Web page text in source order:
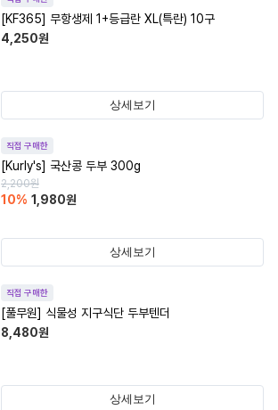
[KF365] 무항생제 1+등급란 XL(특란) 10구
4,250원
상세보기
직접 구매한
[Kurly's] 국산콩 두부 300g
2,200원
10% 1,980원
상세보기
직접 구매한
[풀무원] 식물성 지구식단 두부텐더
8,480원
상세보기